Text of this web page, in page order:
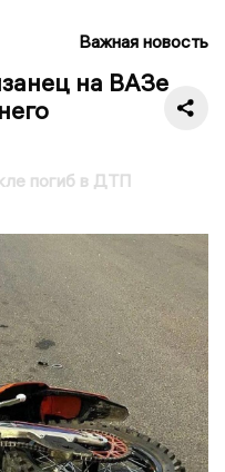
Важная новость
на ВАЗе
погиб в ДТП